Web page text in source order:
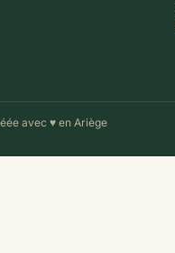
avec ♥ en Ariège